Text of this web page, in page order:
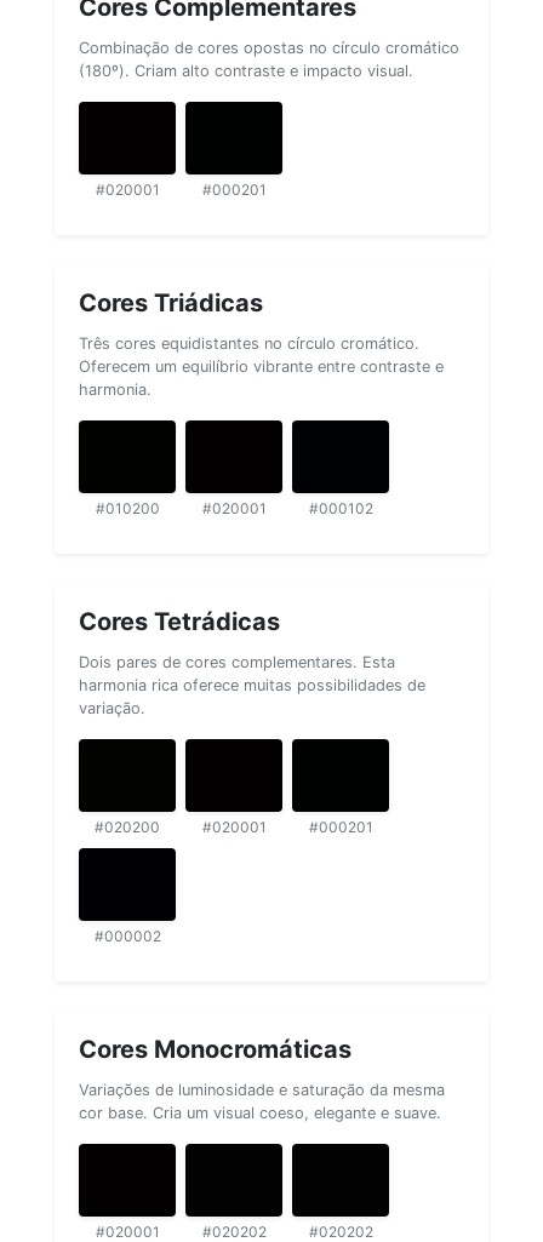
Cores Complementares
Combinação de cores opostas no círculo cromático
(180º). Criam alto contraste e impacto visual.
#020001 #000201
Cores Triádicas
Três cores equidistantes no círculo cromático.
Oferecem um equilíbrio vibrante entre contraste e
harmonia.
#010200 #020001 #000102
Cores Tetrádicas
Dois pares de cores complementares. Esta
harmonia rica oferece muitas possibilidades de
variação.
#020200 #020001 #000201
#000002
Cores Monocromáticas
Variações de luminosidade e saturação da mesma
cor base. Cria um visual coeso, elegante e suave.
#020001 #020202 #020202